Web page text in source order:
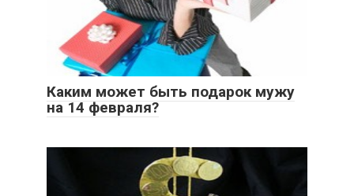
Каким может быть подарок мужу
на 14 февраля?